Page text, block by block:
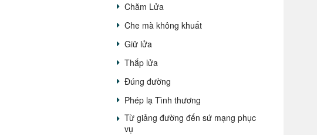
Chăm Lửa
Che mà không khuất
Giữ lửa
Thắp lửa
Đúng đường
Phép lạ Tình thương
Từ giảng đường đến sứ mạng phục
vụ